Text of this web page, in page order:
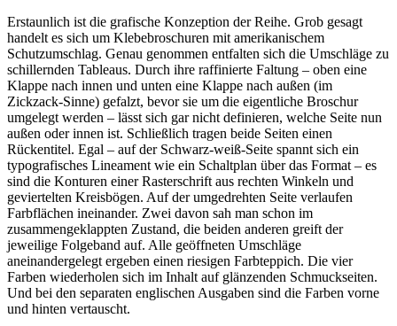
Erstaunlich ist die grafische Konzeption der Reihe. Grob gesagt
handelt es sich um Klebebroschuren mit amerikanischem
Schutzumschlag. Genau genommen entfalten sich die Umschläge zu
schillernden Tableaus. Durch ihre raffinierte Faltung – oben eine
Klappe nach innen und unten eine Klappe nach außen (im
Zickzack-Sinne) gefalzt, bevor sie um die eigentliche Broschur
umgelegt werden – lässt sich gar nicht definieren, welche Seite nun
außen oder innen ist. Schließlich tragen beide Seiten einen
Rückentitel. Egal – auf der Schwarz-weiß-Seite spannt sich ein
typografisches Lineament wie ein Schaltplan über das Format – es
sind die Konturen einer Rasterschrift aus rechten Winkeln und
geviertelten Kreisbögen. Auf der umgedrehten Seite verlaufen
Farbflächen ineinander. Zwei davon sah man schon im
zusammengeklappten Zustand, die beiden anderen greift der
jeweilige Folgeband auf. Alle geöffneten Umschläge
aneinandergelegt ergeben einen riesigen Farbteppich. Die vier
Farben wiederholen sich im Inhalt auf glänzenden Schmuckseiten.
Und bei den separaten englischen Ausgaben sind die Farben vorne
und hinten vertauscht.